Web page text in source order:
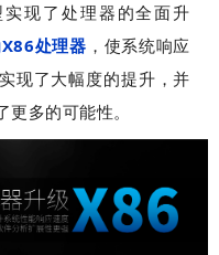
现了处理器的全面升
处理器 ，使系统响应
现了大幅度的提升，并
多的可能性。